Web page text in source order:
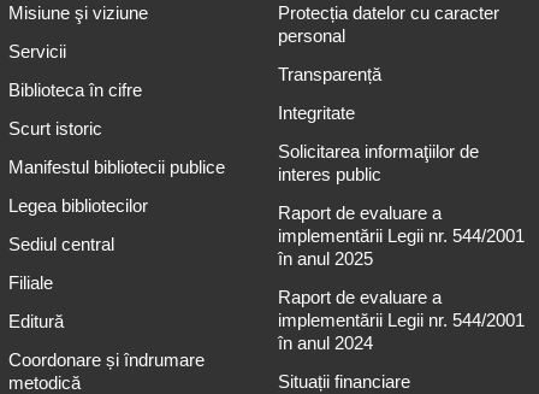
Misiune şi viziune
Servicii
Biblioteca în cifre
Scurt istoric
Manifestul bibliotecii publice
Legea bibliotecilor
Sediul central
Filiale
Editură
Coordonare și îndrumare
metodică
Protecția datelor cu caracter
personal
Transparență
Integritate
Solicitarea informaţiilor de
interes public
Raport de evaluare a
implementării Legii nr. 544/2001
în anul 2025
Raport de evaluare a
implementării Legii nr. 544/2001
în anul 2024
Situații financiare